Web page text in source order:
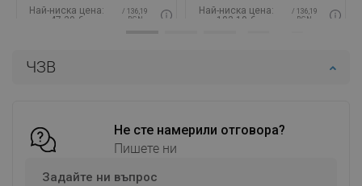
ЧЗВ
Не сте намерили отговора?
Пишете ни
Задайте ни въпрос
Най-ниска цена:
47,39 €
/ 136,19
BGN
Добави в количката
Най-ниска цена:
103,19 €
/ 136,19
BGN
Добави в количката